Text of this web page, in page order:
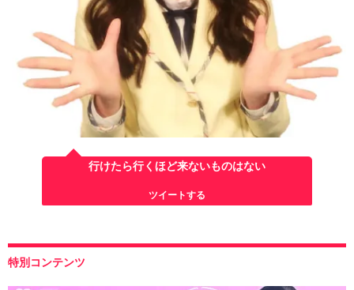
行けたら行くほど来ないものはない
ツイートする
特別コンテンツ